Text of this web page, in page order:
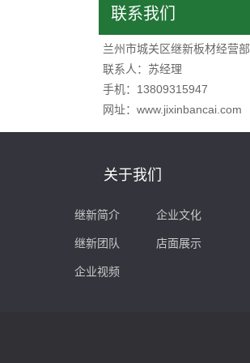
联系我们
兰州市城关区继新板材经营部
联系人：苏经理
手机：13809315947
网址：www.jixinbancai.com
关于我们
继新简介 企业文化
继新团队 店面展示
企业视频